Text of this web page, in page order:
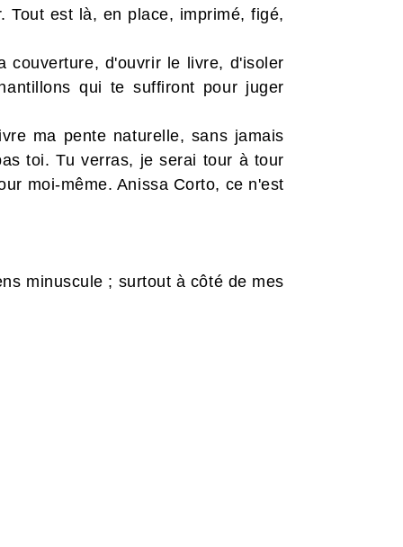
est là, en place, imprimé, figé,
couverture, d'ouvrir le livre, d'isoler
qui te suffiront pour juger
ma pente naturelle, sans jamais
toi. Tu verras, je serai tour à tour
moi-même. Anissa Corto, ce n'est
minuscule ; surtout à côté de mes